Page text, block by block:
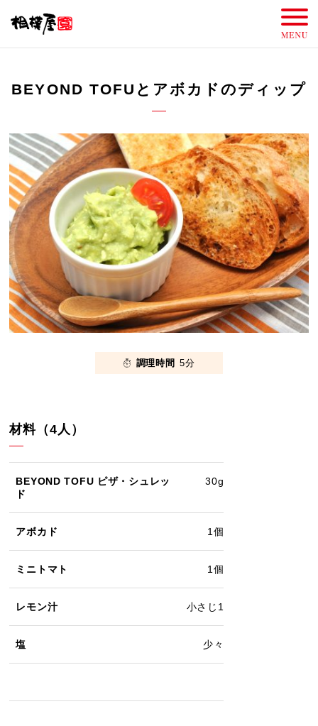
BEYOND TOFUとアボカドのディップ
調理時間 5分
材料（4人）
BEYOND TOFU ピザ・シュレッ
ド
30g
アボカド 1個
ミニトマト 1個
レモン汁 小さじ1
塩 少々